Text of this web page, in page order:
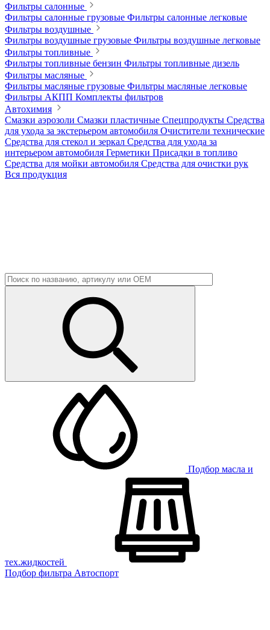
Фильтры салонные
Фильтры салонные грузовые Фильтры салонные легковые
Фильтры воздушные
Фильтры воздушные грузовые Фильтры воздушные легковые
Фильтры топливные
Фильтры топливные бензин Фильтры топливные дизель
Фильтры масляные
Фильтры масляные грузовые Фильтры масляные легковые
Фильтры АКПП Комплекты фильтров
Автохимия
Смазки аэрозоли Смазки пластичные Спецпродукты Средства
для ухода за экстерьером автомобиля Очистители технические
Средства для стекол и зеркал Средства для ухода за
интерьером автомобиля Герметики Присадки в топливо
Средства для мойки автомобиля Средства для очистки рук
Вся продукция
Подбор масла и
тех.жидкостей
Подбор фильтра Автоспорт